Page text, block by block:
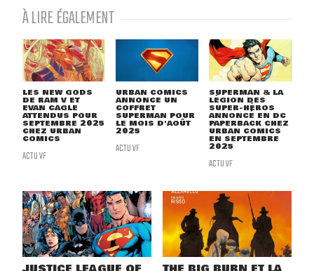
À LIRE ÉGALEMENT
LES NEW GODS
DE RAM V ET
EVAN CAGLE
ATTENDUS POUR
SEPTEMBRE 2025
CHEZ URBAN
COMICS
ACTU VF
URBAN COMICS
ANNONCE UN
COFFRET
SUPERMAN POUR
LE MOIS D'AOÛT
2025
ACTU VF
SUPERMAN & LA
LÉGION DES
SUPER-HÉROS
ANNONCÉ EN DC
PAPERBACK CHEZ
URBAN COMICS
EN SEPTEMBRE
2025
ACTU VF